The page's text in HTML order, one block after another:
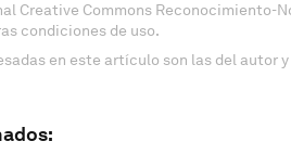
Creative Commons Reconocimiento-
condiciones de uso.
en este artículo son las del autor